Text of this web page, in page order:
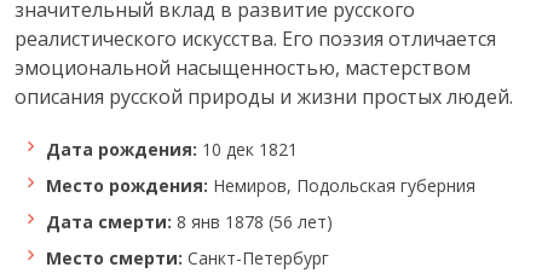
значительный вклад в развитие русского
реалистического искусства. Его поэзия отличается
эмоциональной насыщенностью, мастерством
описания русской природы и жизни простых людей.
Дата рождения: 10 дек 1821
Место рождения: Немиров, Подольская губерния
Дата смерти: 8 янв 1878 (56 лет)
Место смерти: Санкт-Петербург